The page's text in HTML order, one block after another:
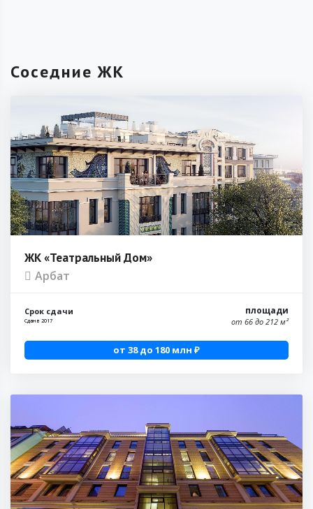
Соседние ЖК
ЖК «Театральный Дом»
Арбат
Срок сдачи
Сдан в 2017
площади
от 66 до 212 м²
от 38 до 180 млн ₽